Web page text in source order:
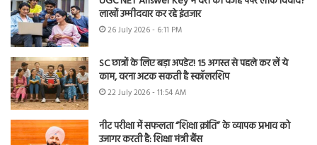
लाखों उम्मीदवार कर रहे इंतजार
26 July 2026 - 6:11 PM
SC छात्रों के लिए बड़ा अपडेट! 15 अगस्त से पहले कर लें ये
काम, वरना अटक सकती है स्कॉलरशिप
22 July 2026 - 11:54 AM
नीट परीक्षा में सफलता “शिक्षा क्रांति” के व्यापक प्रभाव को
उजागर करती है: शिक्षा मंत्री बैंस